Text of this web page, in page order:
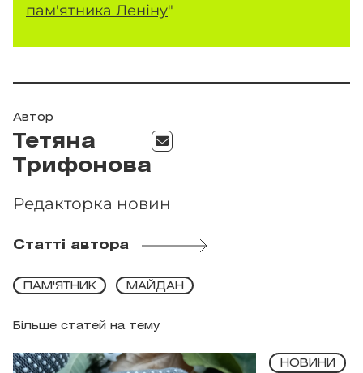
пам'ятника Леніну"
Автор
Тетяна
Трифонова
Редакторка новин
Статті автора
Більше статей на тему
ПАМ'ЯТНИК МАЙДАН
НОВИНИ